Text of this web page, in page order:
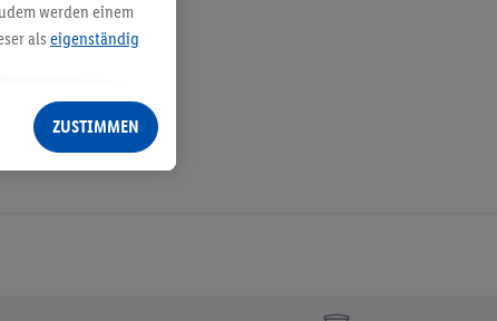
werden einem
als eigenständig
Lidl-Dienste, Ihr
- sowie Ihre
Speichern von
technischen
ZUSTIMMEN